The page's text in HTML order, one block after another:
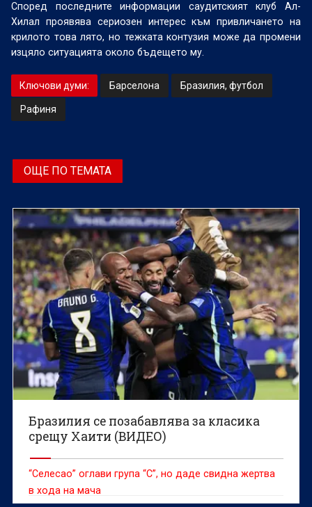
Според последните информации саудитският клуб Ал-
Хилал проявява сериозен интерес към привличането на
крилото това лято, но тежката контузия може да промени
изцяло ситуацията около бъдещето му.
Ключови думи: Барселона Бразилия, футбол
Рафиня
ОЩЕ ПО ТЕМАТА
Бразилия се позабавлява за класика
срещу Хаити (ВИДЕО)
“Селесао” оглави група “С”, но даде свидна жертва
в хода на мача